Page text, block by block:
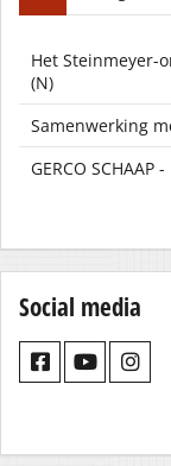
Het Steinmeyer-
(N)
Samenwerking
GERCO
Social media